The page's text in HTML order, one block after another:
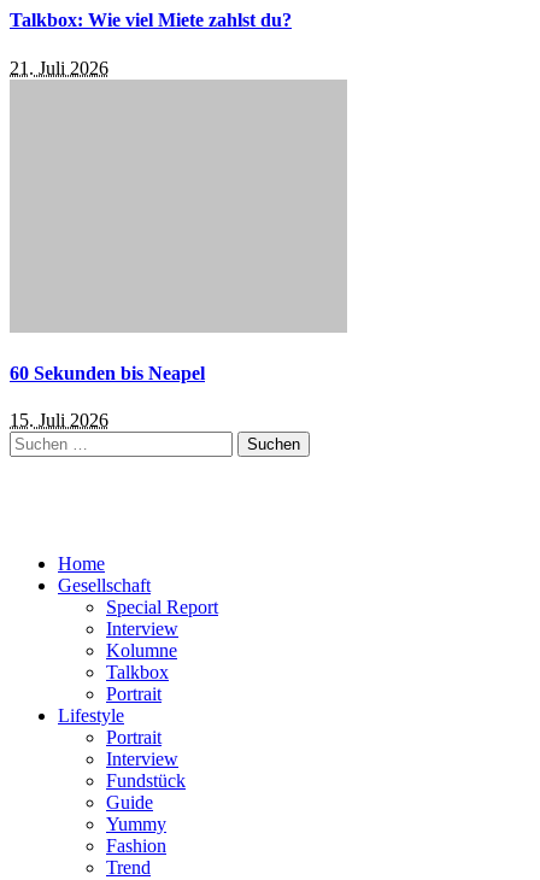
Talkbox: Wie viel Miete zahlst du?
21. Juli 2026
60 Sekunden bis Neapel
15. Juli 2026
Suchen
nach:
Home
Gesellschaft
Special Report
Interview
Kolumne
Talkbox
Portrait
Lifestyle
Portrait
Interview
Fundstück
Guide
Yummy
Fashion
Trend